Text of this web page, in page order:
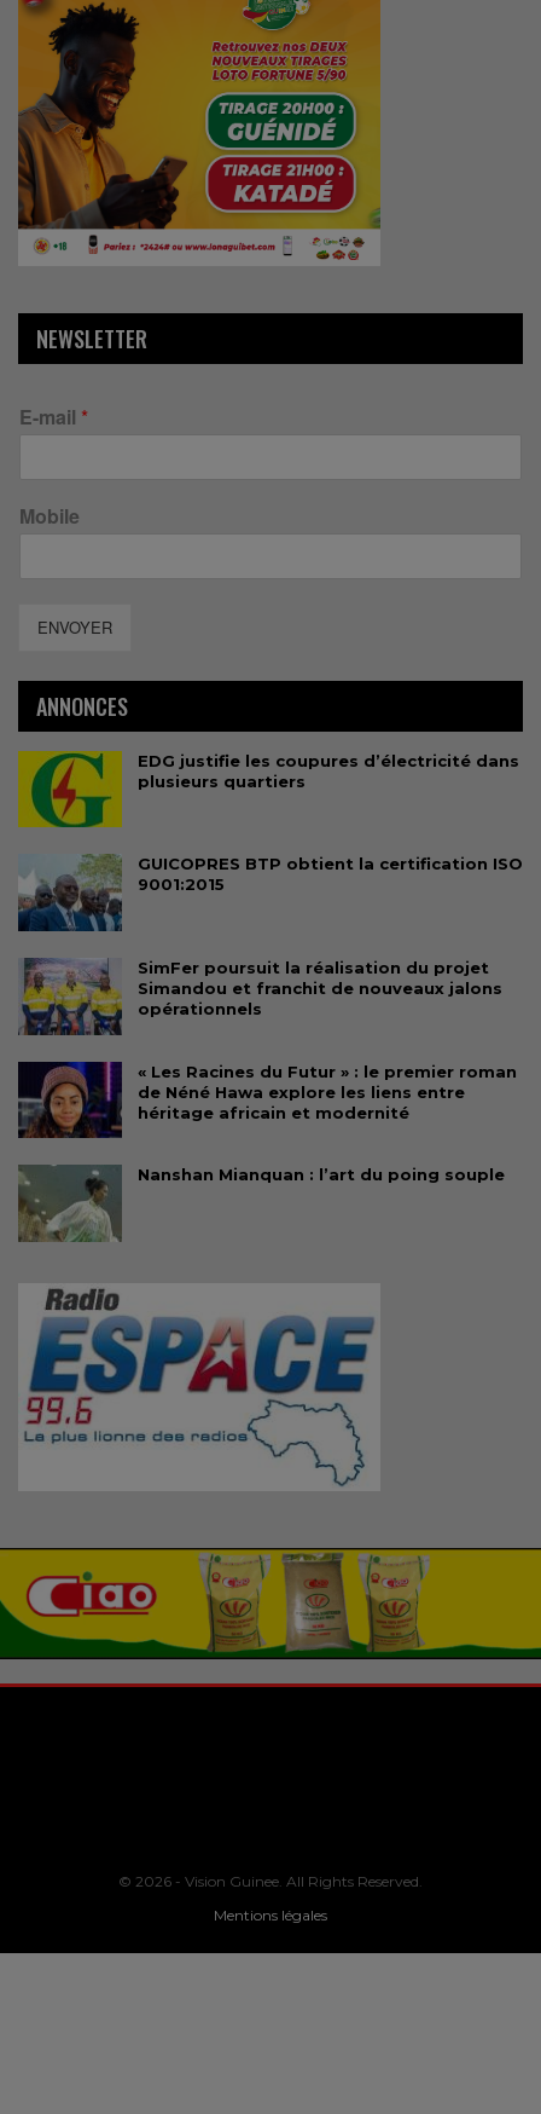
NEWSLETTER
E-mail *
Mobile
ENVOYER
ANNONCES
EDG justifie les coupures d’électricité dans
plusieurs quartiers
GUICOPRES BTP obtient la certification ISO
9001:2015
SimFer poursuit la réalisation du projet
Simandou et franchit de nouveaux jalons
opérationnels
« Les Racines du Futur » : le premier roman
de Néné Hawa explore les liens entre
héritage africain et modernité
Nanshan Mianquan : l’art du poing souple
© 2026 - Vision Guinee. All Rights Reserved.
Mentions légales